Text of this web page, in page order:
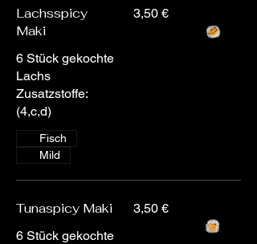
Lachsspicy
Maki
6 Stück gekochte
Lachs
Zusatzstoffe:
(4,c,d)
3,50 €
Fisch
Mild
Tunaspicy Maki
6 Stück gekochte
3,50 €